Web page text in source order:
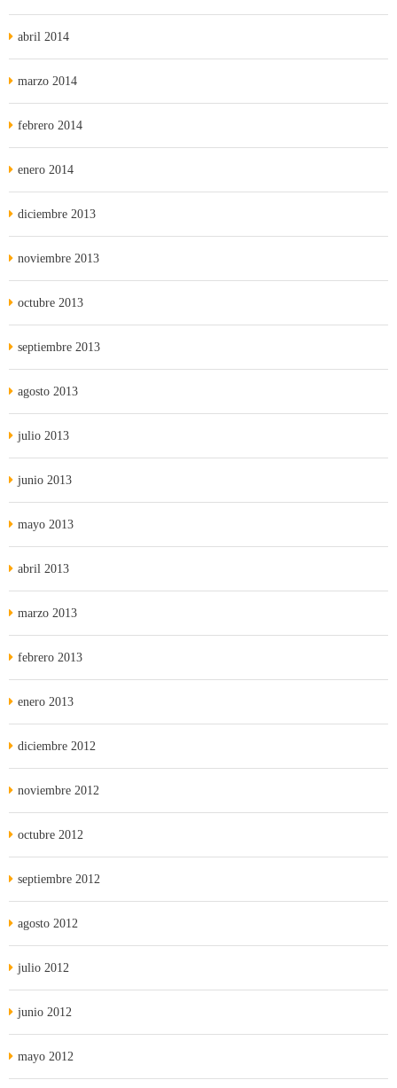
abril 2014
marzo 2014
febrero 2014
enero 2014
diciembre 2013
noviembre 2013
octubre 2013
septiembre 2013
agosto 2013
julio 2013
junio 2013
mayo 2013
abril 2013
marzo 2013
febrero 2013
enero 2013
diciembre 2012
noviembre 2012
octubre 2012
septiembre 2012
agosto 2012
julio 2012
junio 2012
mayo 2012